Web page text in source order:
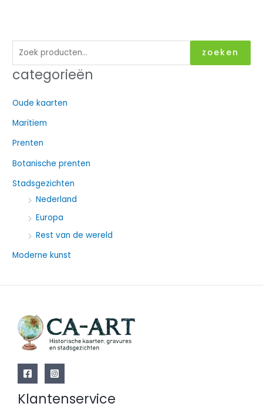
o
e
n
n
a
zoeken
categorieën
Oude kaarten
Maritiem
Prenten
Botanische prenten
Stadsgezichten
Nederland
Europa
Rest van de wereld
Moderne kunst
Klantenservice